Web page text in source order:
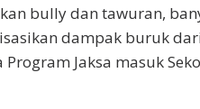
bully dan tawuran,
dampak buruk
Jaksa masuk